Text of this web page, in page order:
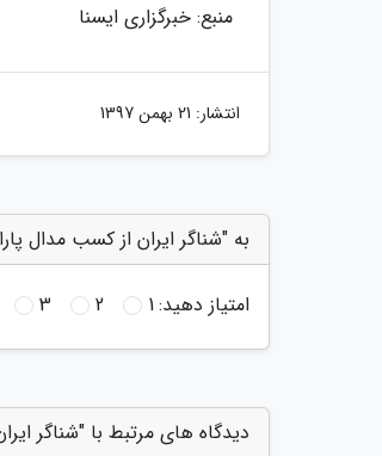
منبع: خبرگزاری ایسنا
انتشار: 21 بهمن 1397
به "شناگر ایران از کسب مدال
امتیاز دهید:1
2
3
دیدگاه های مرتبط با "شناگر